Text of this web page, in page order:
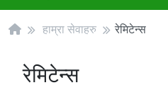
हाम्रा सेवाहरु रेमिटेन्स
रेमिटेन्स